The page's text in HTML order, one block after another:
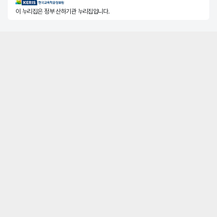
KERIS한국교육학술정보원
이 누리집은 정부 산하기관 누리집입니다.